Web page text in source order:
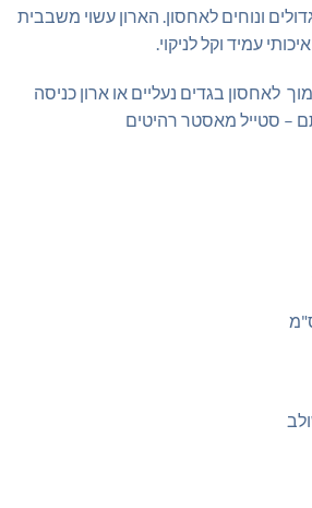
3 מדפים גדולים ונוחים לאחסון. הארון עשוי משבבית
עמיד וקל לניקוי.
לאחסון בגדים נעליים או ארון כניסה
– סטייל מאסטר רהיטים